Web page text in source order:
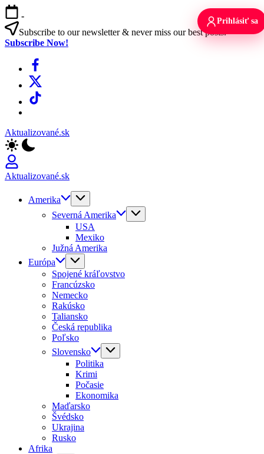
Skip
to
content
-
Subscribe to our newsletter & never miss our best posts.
Subscribe Now!
Facebook
X
TikTok
Aktualizované.sk
Aktualizované.sk
Amerika
Severná Amerika
USA
Mexiko
Južná Amerika
Európa
Spojené kráľovstvo
Francúzsko
Nemecko
Rakúsko
Taliansko
Česká republika
Poľsko
Slovensko
Politika
Krimi
Počasie
Ekonomika
Maďarsko
Švédsko
Ukrajina
Rusko
Afrika
Prihlásiť sa